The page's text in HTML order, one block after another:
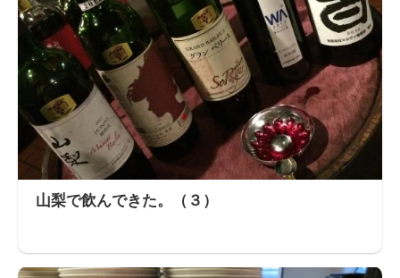
山梨で飲んできた。（３）